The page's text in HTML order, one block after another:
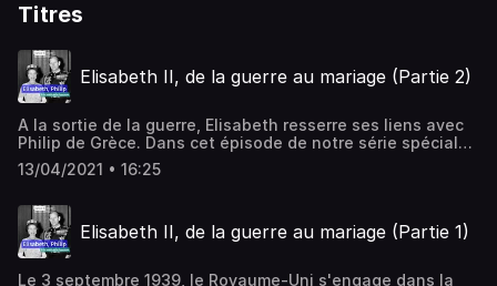
Titres
Elisabeth II, de la guerre au mariage (Partie 2)
A la sortie de la guerre, Elisabeth resserre ses liens avec
Philip de Grèce. Dans cet épisode de notre série spéciale
'Au cœur de l'Histoire' consacrée aux Windsor, Jean des
Cars vous raconte comment la princesse héritière est
manières' à la famille royale et au monde. Hébergé par
Audiomeans. Visitez audiomeans.fr/politique-de-
confidentialite pour plus d'informations.
13/04/2021 • 16:25
Elisabeth II, de la guerre au mariage (Partie 1)
Le 3 septembre 1939, le Royaume-Uni s'engage dans la